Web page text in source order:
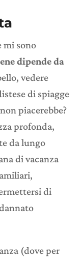
mi sono
dipende da
vedere
di spiagge
piacerebbe?
profonda,
da lungo
di vacanza
di
(dove per